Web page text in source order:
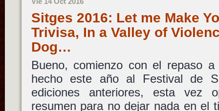
Sitges 2016: Let me Make
Trivisa, In a Valley of
Dog…
Bueno, comienzo con el repaso
hecho este año al Festival de
ediciones anteriores, esta vez
resumen para no dejar nada en el